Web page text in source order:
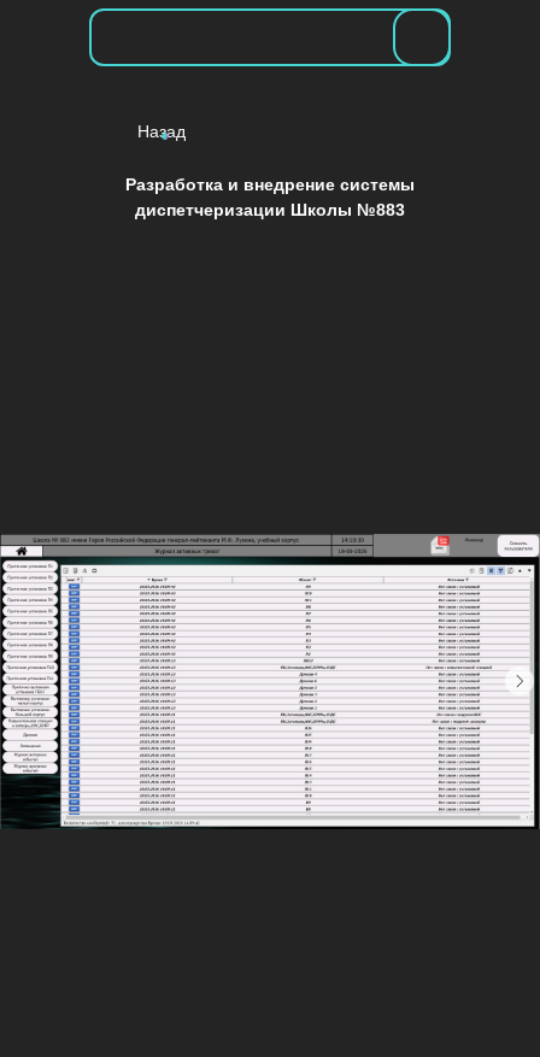
Реализованные
проекты
Услуги
Главная
Главная
Услуги
Реализованные проекты
Разработка и внедрение системы
диспетчеризации Школы №883
Назад